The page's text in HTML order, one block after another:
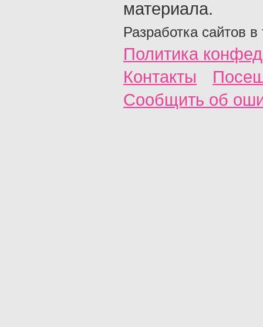
материала.
Разработка сайтов в
Политика
Контакты
Сообщить об